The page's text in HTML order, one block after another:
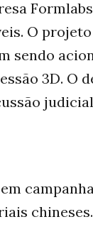
O
sendo
3D. O
chineses.